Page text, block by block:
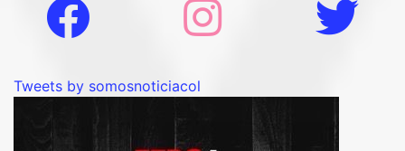
Tweets by somosnoticiacol